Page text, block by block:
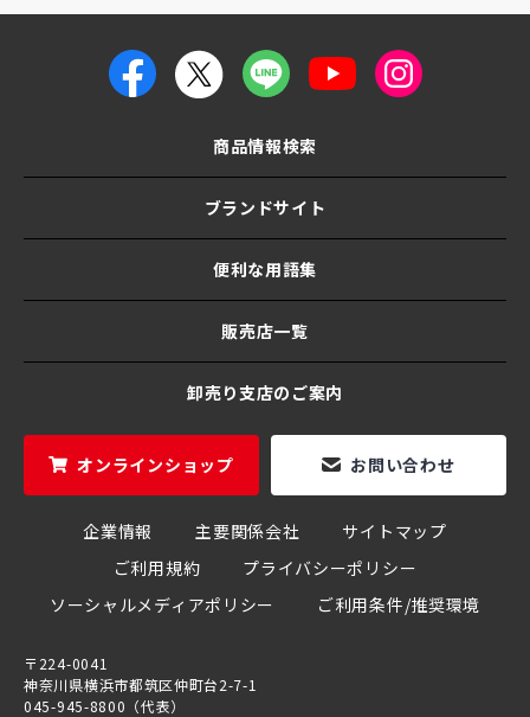
商品情報検索
ブランドサイト
便利な用語集
販売店一覧
卸売り支店のご案内
オンラインショップ お問い合わせ
企業情報 主要関係会社
サイトマップ
ご利用規約
プライバシーポリシー
ソーシャルメディアポリシー
ご利用条件/推奨環境
〒224-0041
神奈川県横浜市都筑区仲町台2-7-1
045-945-8800（代表）